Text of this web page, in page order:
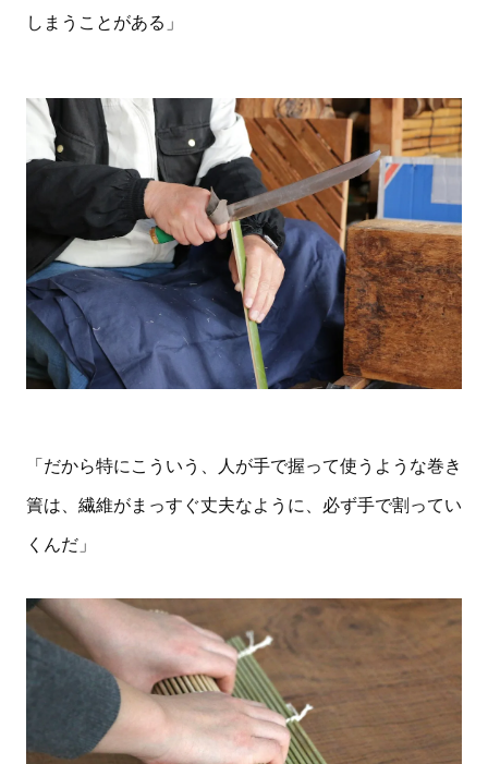
しまうことがある」
「だから特にこういう、人が手で握って使うような巻き
簀は、繊維がまっすぐ丈夫なように、必ず手で割ってい
くんだ」